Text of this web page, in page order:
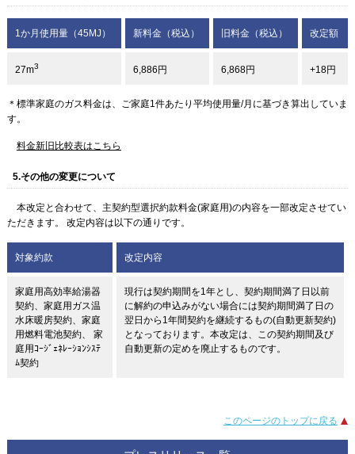
1か月使用量（45MJ） 新料金（税込） 旧料金（税込） 改定額
27m3 6,886円 6,868円 +18円
＊標準家庭のガス料金は、ご家庭1件あたり平均使用量/月に基づき算出していま
す。
料金新旧比較表はこちら
5.その他の変更について
本改定と合わせて、主契約型選択約款料金(家庭用)の内容を一部改定させてい
ただきます。 改定内容は以下の通りです。
対象約款 改定内容
家庭用高効率給湯器
契約、家庭用ガス温
水床暖房契約、家庭
用燃料電池契約、 家
庭用ｺｰｼﾞｪﾈﾚｰｼｮﾝｼｽﾃ
ﾑ契約
現行は契約期間を1年とし、契約期間満了日以前
に解約の申込みがない場合には契約期間満了日の
翌日から1年間契約を継続するもの(自動更新契約)
となっております。本改定は、この契約期間及び
自動更新の定めを廃止するものです。
このページのトップに戻る